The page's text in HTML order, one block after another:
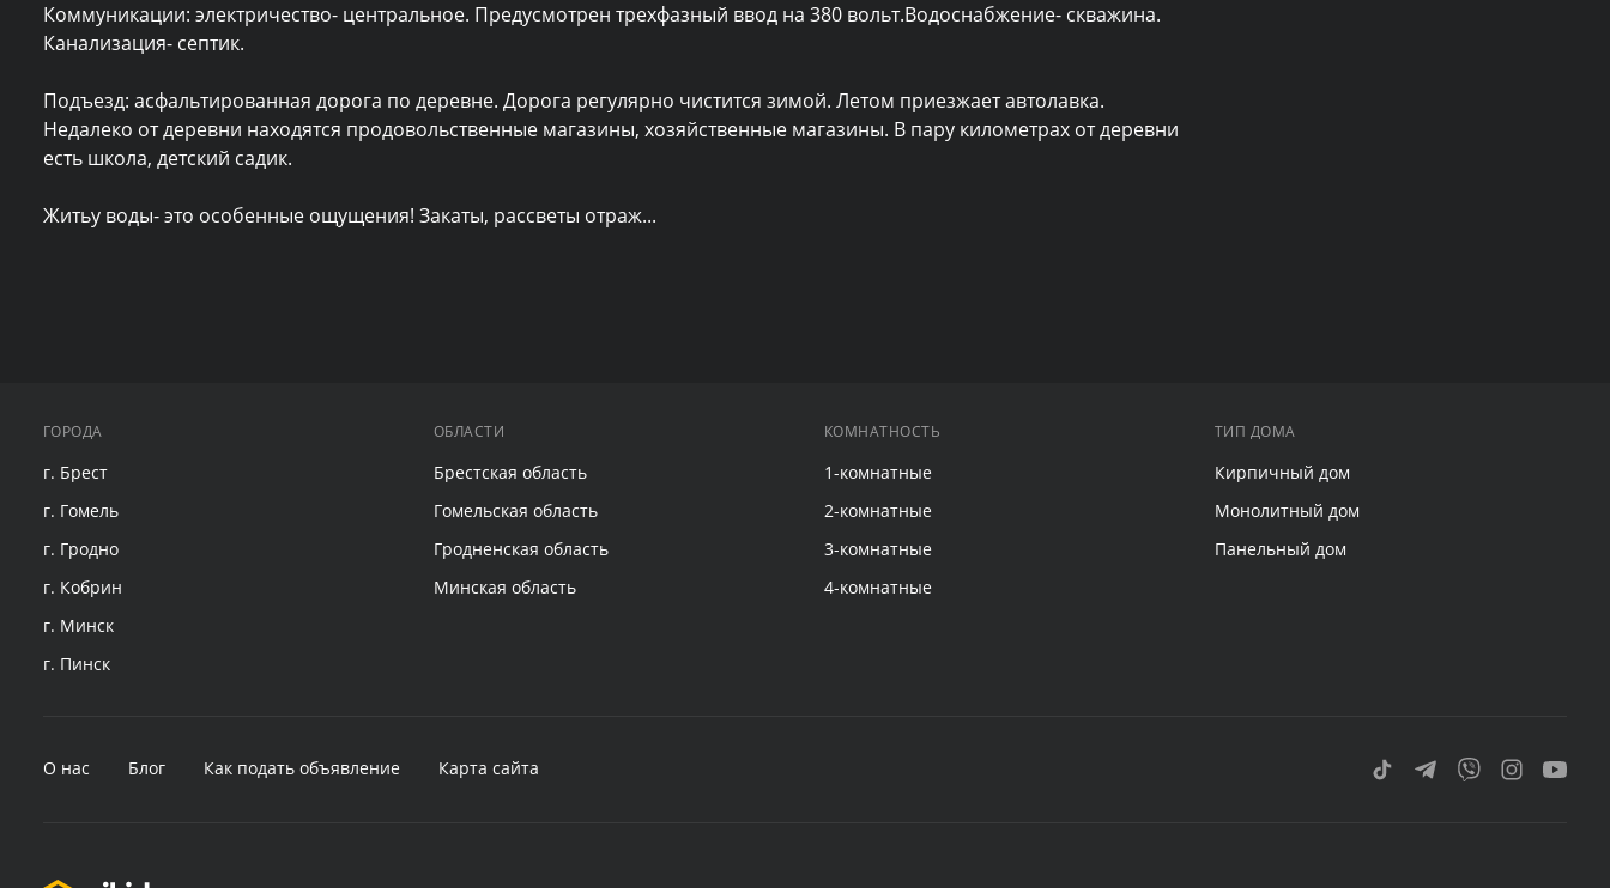
Коммуникации: электричество- центральное. Предусмотрен трехфазный ввод на 380 вольт.Водоснабжение- скважина.
Канализация- септик.
Подъезд: асфальтированная дорога по деревне. Дорога регулярно чистится зимой. Летом приезжает автолавка.
Недалеко от деревни находятся продовольственные магазины, хозяйственные магазины. В пару километрах от деревни
есть школа, детский садик.
Житьу воды- это особенные ощущения! Закаты, рассветы отраж...
ГОРОДА
г. Брест
г. Гомель
г. Гродно
г. Кобрин
г. Минск
г. Пинск
ОБЛАСТИ
Брестская область
Гомельская область
Гродненская область
Минская область
КОМНАТНОСТЬ
1-комнатные
2-комнатные
3-комнатные
4-комнатные
ТИП ДОМА
Кирпичный дом
Монолитный дом
Панельный дом
О нас Блог Как подать объявление Карта сайта